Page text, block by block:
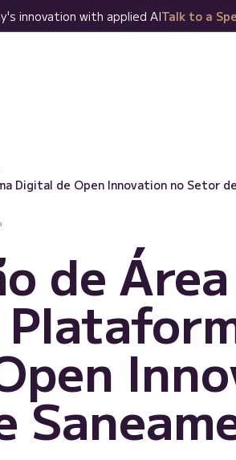
innovation with applied AITalk to a
Digital de Open Innovation no Setor
de